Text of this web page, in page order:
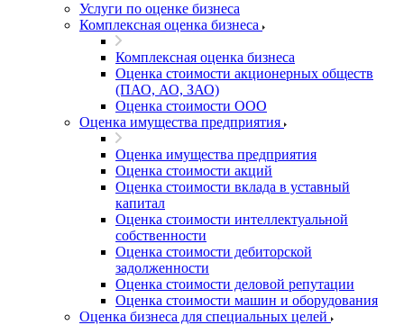
Услуги по оценке бизнеса
Комплексная оценка бизнеса
Комплексная оценка бизнеса
Оценка стоимости акционерных обществ
(ПАО, АО, ЗАО)
Оценка стоимости ООО
Оценка имущества предприятия
Оценка имущества предприятия
Оценка стоимости акций
Оценка стоимости вклада в уставный
капитал
Оценка стоимости интеллектуальной
собственности
Оценка стоимости дебиторской
задолженности
Оценка стоимости деловой репутации
Оценка стоимости машин и оборудования
Оценка бизнеса для специальных целей